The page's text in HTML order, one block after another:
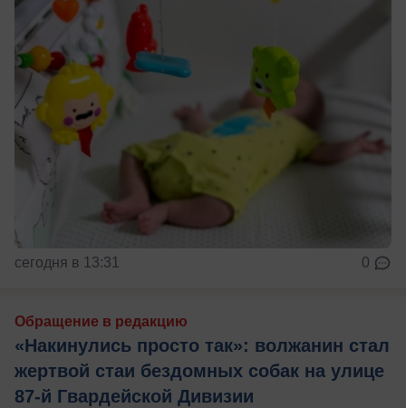
сегодня в 13:31 0
Обращение в редакцию
«Накинулись просто так»: волжанин стал
жертвой стаи бездомных собак на улице
87-й Гвардейской Дивизии